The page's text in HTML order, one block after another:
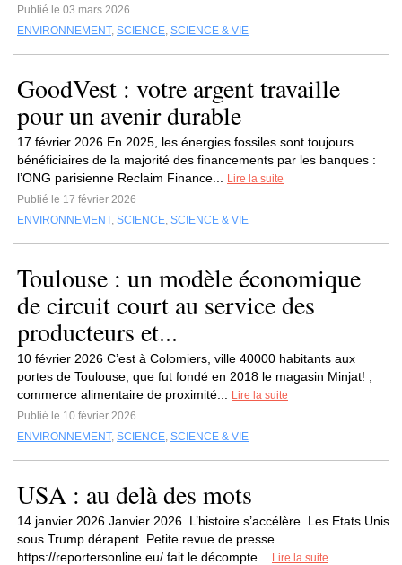
Publié le 03 mars 2026
ENVIRONNEMENT, SCIENCE, SCIENCE & VIE
GoodVest : votre argent travaille
pour un avenir durable
17 février 2026 En 2025, les énergies fossiles sont toujours
bénéficiaires de la majorité des financements par les banques :
l’ONG parisienne Reclaim Finance...
Lire la suite
Publié le 17 février 2026
ENVIRONNEMENT, SCIENCE, SCIENCE & VIE
Toulouse : un modèle économique
de circuit court au service des
producteurs et...
10 février 2026 C’est à Colomiers, ville 40000 habitants aux
portes de Toulouse, que fut fondé en 2018 le magasin Minjat! ,
commerce alimentaire de proximité...
Lire la suite
Publié le 10 février 2026
ENVIRONNEMENT, SCIENCE, SCIENCE & VIE
USA : au delà des mots
14 janvier 2026 Janvier 2026. L’histoire s’accélère. Les Etats Unis
sous Trump dérapent. Petite revue de presse
https://reportersonline.eu/ fait le décompte...
Lire la suite